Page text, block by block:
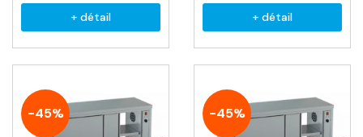
+ détail + détail
-45% -45%